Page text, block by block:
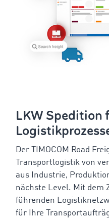
LKW Spedition
Der TIMOCOM Road
Transportlogistik von
aus Industrie,
nächste Level. Mit dem
führenden
für Ihre